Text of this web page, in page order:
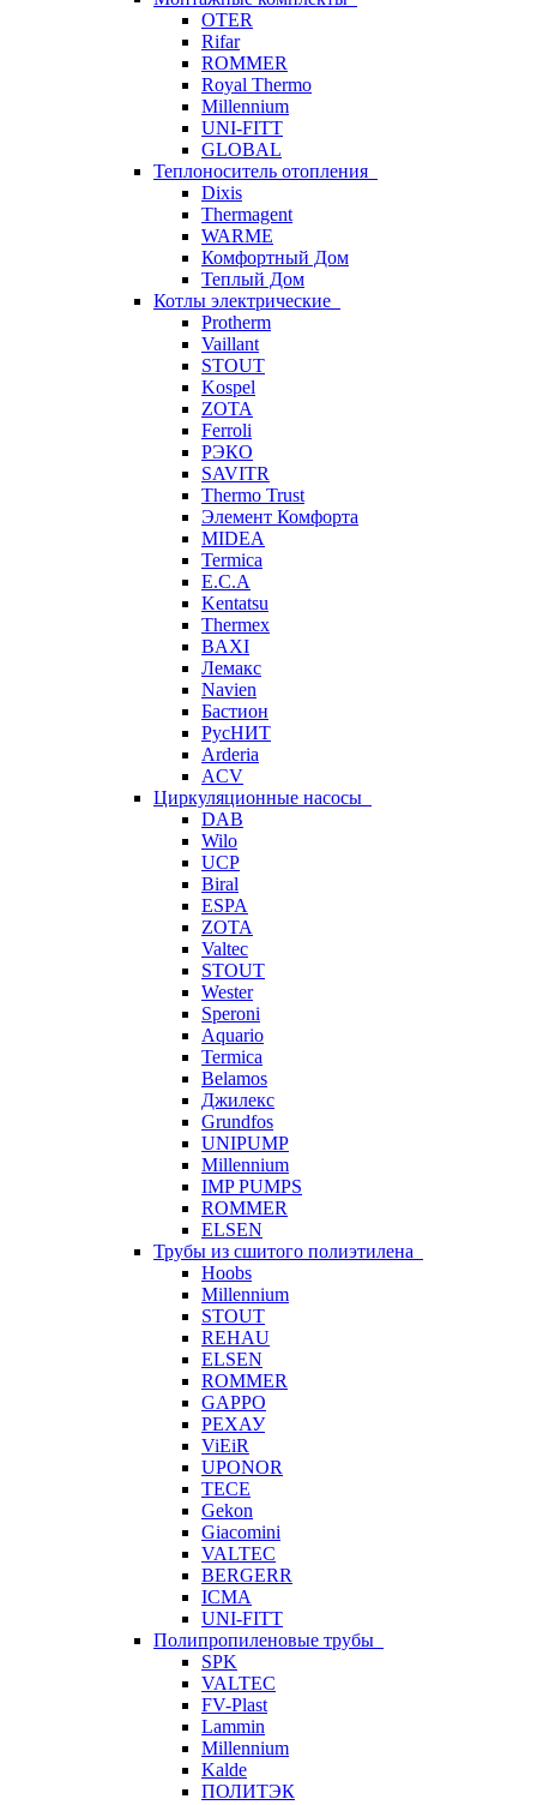
OTER
Rifar
ROMMER
Royal Thermo
Millennium
UNI-FITT
GLOBAL
Теплоноситель отопления
Dixis
Thermagent
WARME
Комфортный Дом
Теплый Дом
Котлы электрические
Protherm
Vaillant
STOUT
Kospel
ZOTA
Ferroli
РЭКО
SAVITR
Thermo Trust
Элемент Комфорта
MIDEA
Termica
E.C.A
Kentatsu
Thermex
BAXI
Лемакс
Navien
Бастион
РусНИТ
Arderia
ACV
Циркуляционные насосы
DAB
Wilo
UCP
Biral
ESPA
ZOTA
Valtec
STOUT
Wester
Speroni
Aquario
Termica
Belamos
Джилекс
Grundfos
UNIPUMP
Millennium
IMP PUMPS
ROMMER
ELSEN
Трубы из сшитого полиэтилена
Hoobs
Millennium
STOUT
REHAU
ELSEN
ROMMER
GAPPO
РЕХАУ
ViEiR
UPONOR
TECE
Gekon
Giacomini
VALTEC
BERGERR
ICMA
UNI-FITT
Полипропиленовые трубы
SPK
VALTEC
FV-Plast
Lammin
Millennium
Kalde
ПОЛИТЭК